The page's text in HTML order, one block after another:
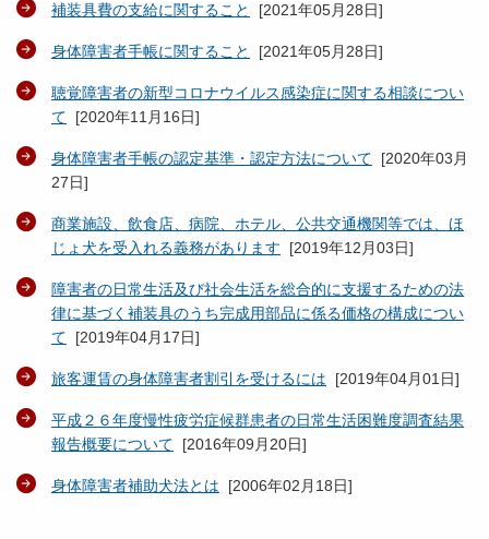
補装具費の支給に関すること [2021年05月28日]
身体障害者手帳に関すること [2021年05月28日]
聴覚障害者の新型コロナウイルス感染症に関する相談につい
て [2020年11月16日]
身体障害者手帳の認定基準・認定方法について [2020年03月
27日]
商業施設、飲食店、病院、ホテル、公共交通機関等では、ほ
じょ犬を受入れる義務があります [2019年12月03日]
障害者の日常生活及び社会生活を総合的に支援するための法
律に基づく補装具のうち完成用部品に係る価格の構成につい
て [2019年04月17日]
旅客運賃の身体障害者割引を受けるには [2019年04月01日]
平成２６年度慢性疲労症候群患者の日常生活困難度調査結果
報告概要について [2016年09月20日]
身体障害者補助犬法とは [2006年02月18日]